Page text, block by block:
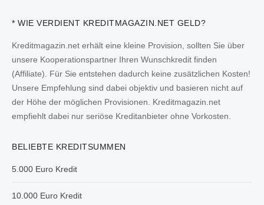
* WIE VERDIENT KREDITMAGAZIN.NET GELD?
Kreditmagazin.net erhält eine kleine Provision, sollten Sie über
unsere Kooperationspartner Ihren Wunschkredit finden
(Affiliate). Für Sie entstehen dadurch keine zusätzlichen Kosten!
Unsere Empfehlung sind dabei objektiv und basieren nicht auf
der Höhe der möglichen Provisionen. Kreditmagazin.net
empfiehlt dabei nur seriöse Kreditanbieter ohne Vorkosten.
BELIEBTE KREDITSUMMEN
5.000 Euro Kredit
10.000 Euro Kredit